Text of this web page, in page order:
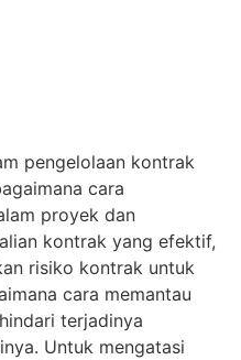
pengelolaan kontrak
cara
proyek dan
kontrak yang efektif,
risiko kontrak untuk
cara memantau
terjadinya
Untuk mengatasi